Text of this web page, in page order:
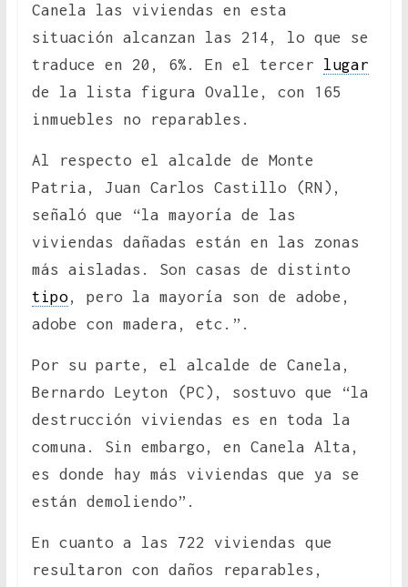
Canela las viviendas en esta
situación alcanzan las 214, lo que se
traduce en 20, 6%. En el tercer lugar
de la lista figura Ovalle, con 165
inmuebles no reparables.
Al respecto el alcalde de Monte
Patria, Juan Carlos Castillo (RN),
señaló que “la mayoría de las
viviendas dañadas están en las zonas
más aisladas. Son casas de distinto
tipo, pero la mayoría son de adobe,
adobe con madera, etc.”.
Por su parte, el alcalde de Canela,
Bernardo Leyton (PC), sostuvo que “la
destrucción viviendas es en toda la
comuna. Sin embargo, en Canela Alta,
es donde hay más viviendas que ya se
están demoliendo”.
En cuanto a las 722 viviendas que
resultaron con daños reparables,